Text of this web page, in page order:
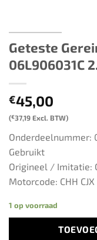
Geteste
06L906031C
€45,00
(€37,19 Excl. BTW)
Onderdeelnummer:
Gebruikt
Origineel / Imitatie:
Motorcode: CHH CJX
1 op voorraad